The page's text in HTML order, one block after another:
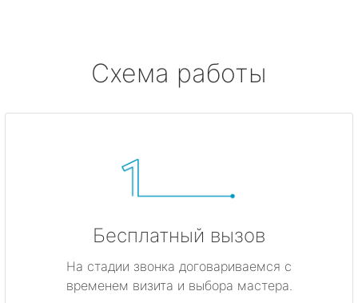
Схема работы
Бесплатный вызов
На стадии звонка договариваемся с
временем визита и выбора мастера.